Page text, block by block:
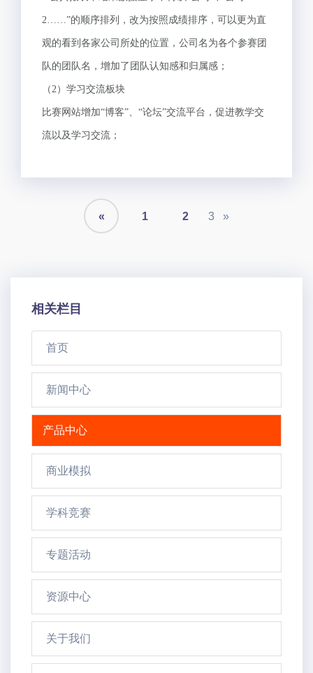
2……”的顺序排列，改为按照成绩排序，可以更为直
观的看到各家公司所处的位置，公司名为各个参赛团
队的团队名，增加了团队认知感和归属感；
（2）学习交流板块
比赛网站增加“博客”、“论坛”交流平台，促进教学交
流以及学习交流；
« 1 2 3 »
相关栏目
首页
新闻中心
产品中心
商业模拟
学科竞赛
专题活动
资源中心
关于我们